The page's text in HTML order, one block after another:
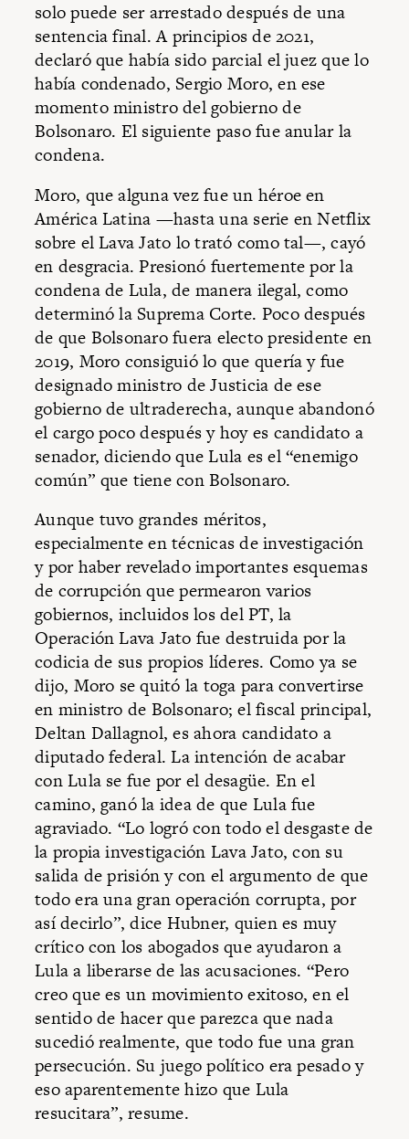
solo puede ser arrestado después de una
sentencia final. A principios de 2021,
declaró que había sido parcial el juez que lo
había condenado, Sergio Moro, en ese
momento ministro del gobierno de
Bolsonaro. El siguiente paso fue anular la
condena.
Moro, que alguna vez fue un héroe en
América Latina —hasta una serie en Netflix
sobre el Lava Jato lo trató como tal—, cayó
en desgracia. Presionó fuertemente por la
condena de Lula, de manera ilegal, como
determinó la Suprema Corte. Poco después
de que Bolsonaro fuera electo presidente en
2019, Moro consiguió lo que quería y fue
designado ministro de Justicia de ese
gobierno de ultraderecha, aunque abandonó
el cargo poco después y hoy es candidato a
senador, diciendo que Lula es el “enemigo
común” que tiene con Bolsonaro.
Aunque tuvo grandes méritos,
especialmente en técnicas de investigación
y por haber revelado importantes esquemas
de corrupción que permearon varios
gobiernos, incluidos los del PT, la
Operación Lava Jato fue destruida por la
codicia de sus propios líderes. Como ya se
dijo, Moro se quitó la toga para convertirse
en ministro de Bolsonaro; el fiscal principal,
Deltan Dallagnol, es ahora candidato a
diputado federal. La intención de acabar
con Lula se fue por el desagüe. En el
camino, ganó la idea de que Lula fue
agraviado. “Lo logró con todo el desgaste de
la propia investigación Lava Jato, con su
salida de prisión y con el argumento de que
todo era una gran operación corrupta, por
así decirlo”, dice Hubner, quien es muy
crítico con los abogados que ayudaron a
Lula a liberarse de las acusaciones. “Pero
creo que es un movimiento exitoso, en el
sentido de hacer que parezca que nada
sucedió realmente, que todo fue una gran
persecución. Su juego político era pesado y
eso aparentemente hizo que Lula
resucitara”, resume.